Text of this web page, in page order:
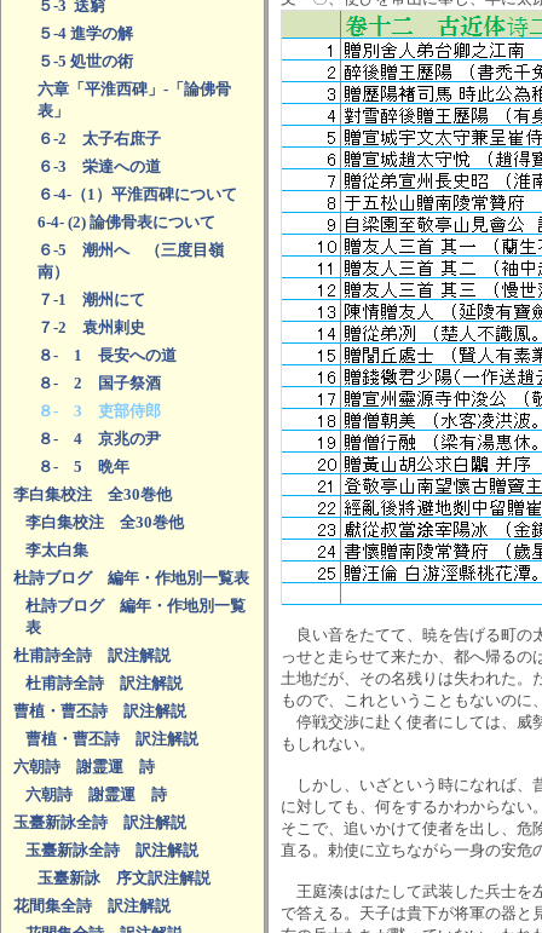
５-3 送窮
５-4 進学の解
５-5 処世の術
六章「平淮西碑」-「論佛骨
表」
６-2 太子右庶子
６-3 栄達への道
６-4-（1）平淮西碑について
6-4- (2) 論佛骨表について
６-5 潮州へ （三度目嶺
南）
７-1 潮州にて
７-2 袁州剌史
８- 1 長安への道
８- 2 国子祭酒
８- 3 吏部侍郎
８- 4 京兆の尹
８- 5 晩年
李白集校注 全30巻他
李白集校注 全30巻他
李太白集
杜詩ブログ 編年・作地別一覧表
杜詩ブログ 編年・作地別一覧
表
杜甫詩全詩 訳注解説
杜甫詩全詩 訳注解説
曹植・曹丕詩 訳注解説
曹植・曹丕詩 訳注解説
六朝詩 謝霊運 詩
六朝詩 謝霊運 詩
玉臺新詠全詩 訳注解説
玉臺新詠全詩 訳注解説
玉臺新詠 序文訳注解説
花間集全詩 訳注解説
良い音をたてて、暁を告げる町の
っせと走らせて来たか、都へ帰る
土地だが、その名残りは失われた。
もので、これということもないのに
停戦交渉に赴く使者にしては、威
もしれない。
しかし、いざという時になれば、
に対しても、何をするかわからない
そこで、追いかけて使者を出し、危
直る。勅使に立ちながら一身の安危
王庭湊ははたして武装した兵士を
で答える。天子は貴下が将軍の器と